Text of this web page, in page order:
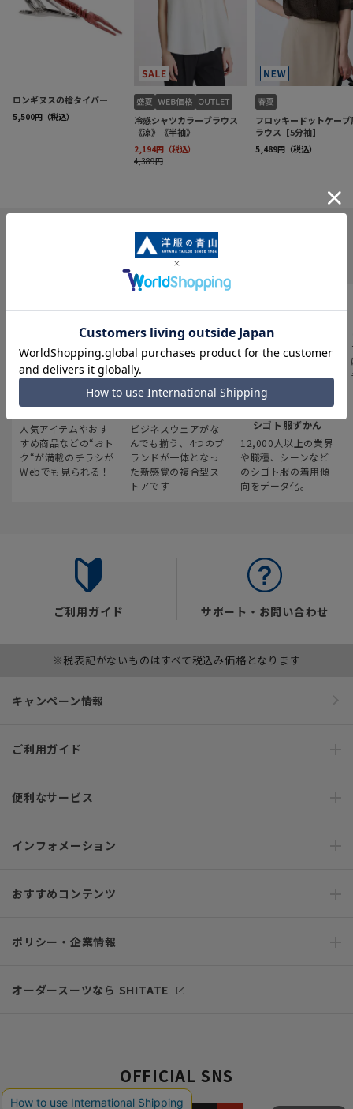
INFORMATION
最新のお買い得情報
人気アイテムやおす
すめ商品などの“おト
ク“が満載のチラシが
Webでも見られる！
スーツスクエア
ビジネスウェアがな
んでも揃う、4つのブ
ランドが一体となっ
た新感覚の複合型ス
トアです
みんなの
シゴト服ずかん
12,000人以上の業界
や職種、シーンなど
のシゴト服の着用傾
向をデータ化。
ご利用ガイド サポート・お問い合わせ
※税表記がないものはすべて税込み価格となります
キャンペーン情報
ご利用ガイド
便利なサービス
インフォメーション
おすすめコンテンツ
ポリシー・企業情報
オーダースーツなら SHITATE
OFFICIAL SNS